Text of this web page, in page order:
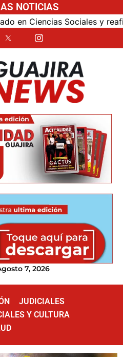
NOTICIAS
Sociales y reafirmó
7, 2026
JUDICIALES
Y CULTURA